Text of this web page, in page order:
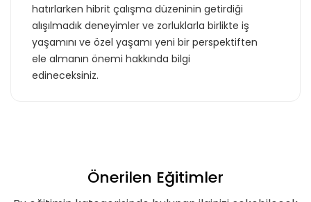
hatırlarken hibrit çalışma düzeninin getirdiği
alışılmadık deneyimler ve zorluklarla birlikte iş
yaşamını ve özel yaşamı yeni bir perspektiften
ele almanın önemi hakkında bilgi
edineceksiniz.
Önerilen Eğitimler
Teklif Listeme Ekle